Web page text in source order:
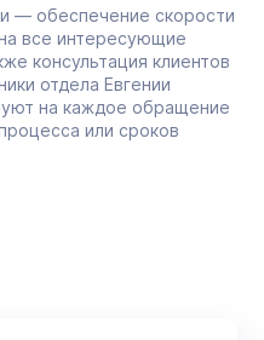
— обеспечение скорости
все интересующие
консультация клиентов
отдела Евгении
на каждое обращение
или сроков